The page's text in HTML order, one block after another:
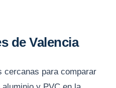
de Valencia
cercanas para comparar